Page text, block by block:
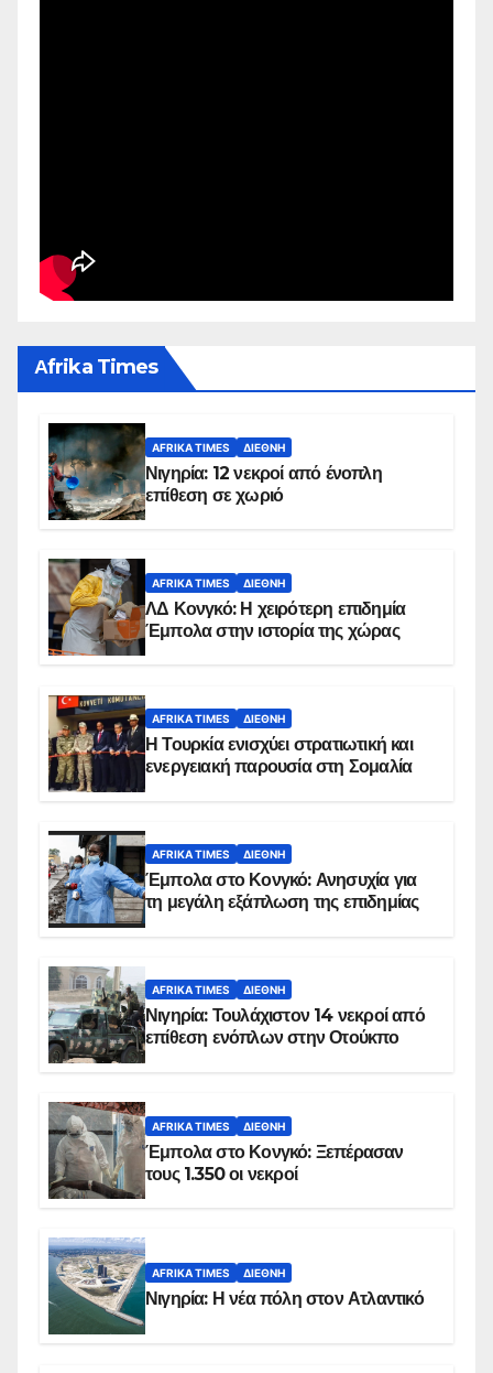
Αfrika Times
AFRIKA TIMES ΔΙΕΘΝΉ
Νιγηρία: 12 νεκροί από ένοπλη
επίθεση σε χωριό
AFRIKA TIMES ΔΙΕΘΝΉ
ΛΔ Κονγκό: Η χειρότερη επιδημία
Έμπολα στην ιστορία της χώρας
AFRIKA TIMES ΔΙΕΘΝΉ
Η Τουρκία ενισχύει στρατιωτική και
ενεργειακή παρουσία στη Σομαλία
AFRIKA TIMES ΔΙΕΘΝΉ
Έμπολα στο Κονγκό: Ανησυχία για
τη μεγάλη εξάπλωση της επιδημίας
AFRIKA TIMES ΔΙΕΘΝΉ
Νιγηρία: Τουλάχιστον 14 νεκροί από
επίθεση ενόπλων στην Οτούκπο
AFRIKA TIMES ΔΙΕΘΝΉ
Έμπολα στο Κονγκό: Ξεπέρασαν
τους 1.350 οι νεκροί
AFRIKA TIMES ΔΙΕΘΝΉ
Νιγηρία: Η νέα πόλη στον Ατλαντικό